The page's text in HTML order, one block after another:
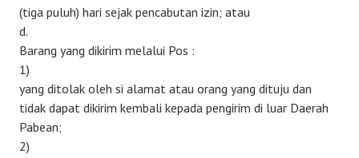
(tiga puluh) hari sejak pencabutan izin; atau
d.
Barang yang dikirim melalui Pos :
1)
yang ditolak oleh si alamat atau orang yang dituju dan
tidak dapat dikirim kembali kepada pengirim di luar Daerah
Pabean;
2)